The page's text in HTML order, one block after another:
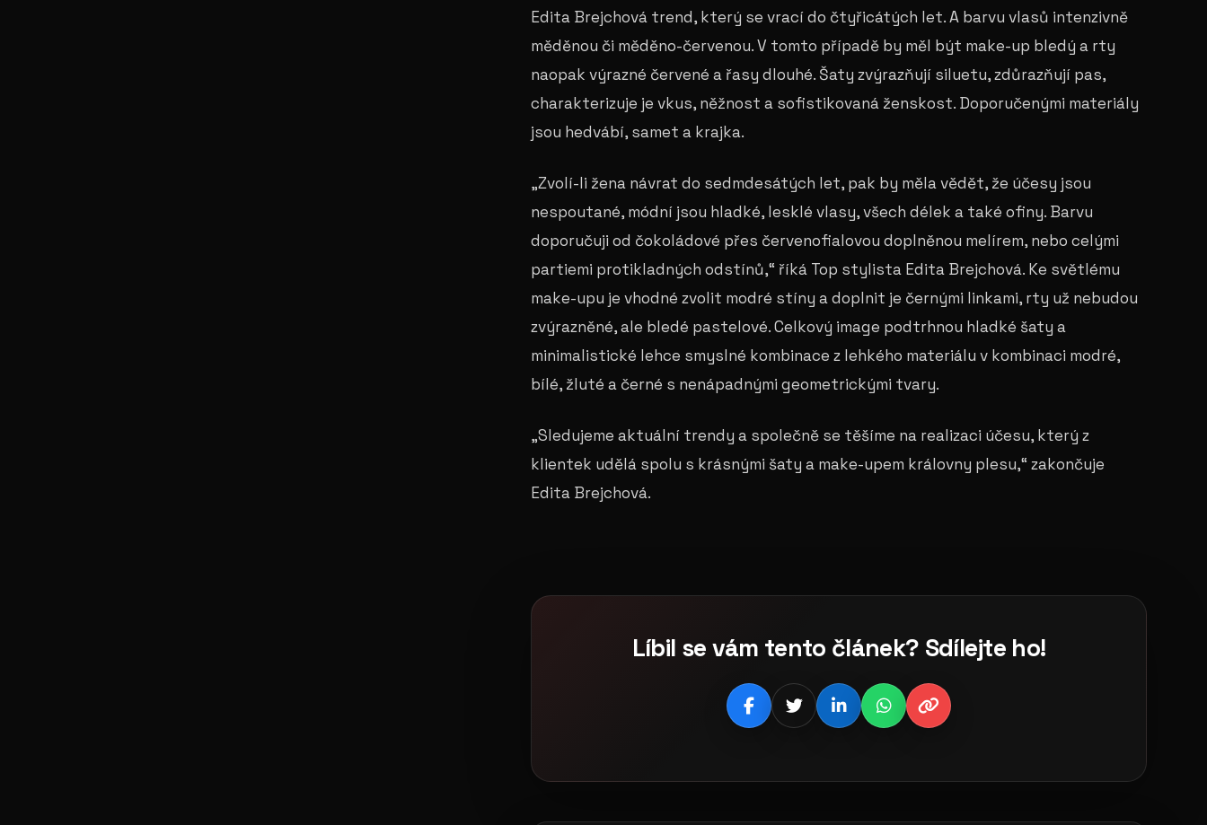
Edita Brejchová trend, který se vrací do čtyřicátých let. A barvu vlasů intenzivně
měděnou či měděno-červenou. V tomto případě by měl být make-up bledý a rty
naopak výrazné červené a řasy dlouhé. Šaty zvýrazňují siluetu, zdůrazňují pas,
charakterizuje je vkus, něžnost a sofistikovaná ženskost. Doporučenými materiály
jsou hedvábí, samet a krajka.
„Zvolí-li žena návrat do sedmdesátých let, pak by měla vědět, že účesy jsou
nespoutané, módní jsou hladké, lesklé vlasy, všech délek a také ofiny. Barvu
doporučuji od čokoládové přes červenofialovou doplněnou melírem, nebo celými
partiemi protikladných odstínů,“ říká Top stylista Edita Brejchová. Ke světlému
make-upu je vhodné zvolit modré stíny a doplnit je černými linkami, rty už nebudou
zvýrazněné, ale bledé pastelové. Celkový image podtrhnou hladké šaty a
minimalistické lehce smyslné kombinace z lehkého materiálu v kombinaci modré,
bílé, žluté a černé s nenápadnými geometrickými tvary.
„Sledujeme aktuální trendy a společně se těšíme na realizaci účesu, který z
klientek udělá spolu s krásnými šaty a make-upem královny plesu,“ zakončuje
Edita Brejchová.
Líbil se vám tento článek? Sdílejte ho!